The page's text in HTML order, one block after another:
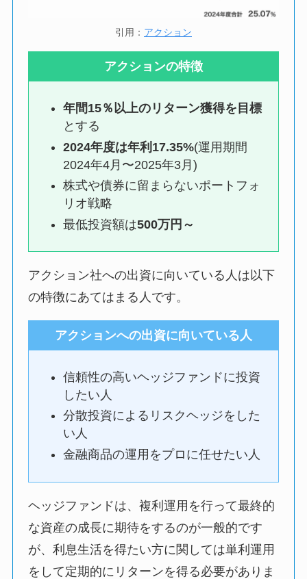
引用： アクション
アクションの特徴
年間15％以上のリターン獲得を目標
とする
2024年度は年利17.35%(運用期間
2024年4月〜2025年3月)
株式や債券に留まらないポートフォ
リオ戦略
最低投資額は500万円～
アクション社への出資に向いている人は以下
の特徴にあてはまる人です。
アクションへの出資に向いている人
信頼性の高いヘッジファンドに投資
したい人
分散投資によるリスクヘッジをした
い人
金融商品の運用をプロに任せたい人
ヘッジファンドは、複利運用を行って最終的
な資産の成長に期待をするのが一般的です
が、利息生活を得たい方に関しては単利運用
をして定期的にリターンを得る必要がありま